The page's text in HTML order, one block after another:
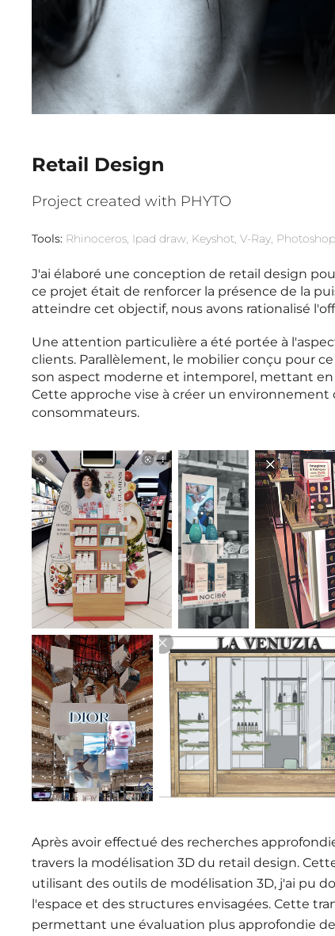
Retail Design
Project created with PHYTO
Tools: Rhinoceros, Ipad draw, Keyshot, V-Ray, Pho
J'ai élaboré une conception de retail design
ce projet était de renforcer la présence de la
atteindre cet objectif, nous avons rationalisé
Une attention particulière a été portée à
clients. Parallèlement, le mobilier conçu pour
son aspect moderne et intemporel, mettant
Cette approche vise à créer un
consommateurs.
Après avoir effectué des recherches
travers la modélisation 3D du retail design.
utilisant des outils de modélisation 3D, j'ai pu
l'espace et des structures envisagées. Cette
permettant une évaluation plus approfondie